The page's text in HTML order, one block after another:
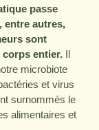
passe
entre autres,
sont
corps entier.
microbiote
et virus
surnommés le
alimentaires et